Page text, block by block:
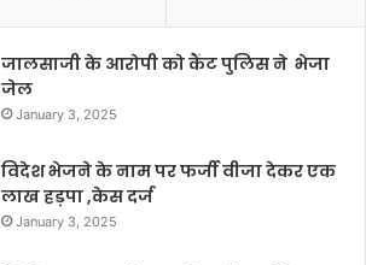
जालसाजी के आरोपी को कैंट पुलिस ने भेजा
जेल
January 3, 2025
विदेश भेजने के नाम पर फर्जी वीजा देकर एक
लाख हड़पा ,केस दर्ज
January 3, 2025